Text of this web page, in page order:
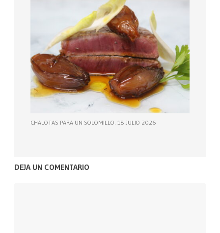
CHALOTAS PARA UN SOLOMILLO. 18 JULIO 2026
DEJA UN COMENTARIO